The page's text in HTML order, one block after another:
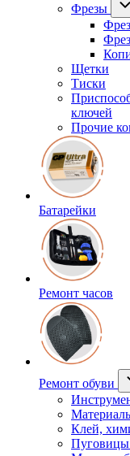
Фрезы
Щетки
Тиски
ключей
Прочие
Батарейки
Ремонт часов
Ремонт обуви
Клей,